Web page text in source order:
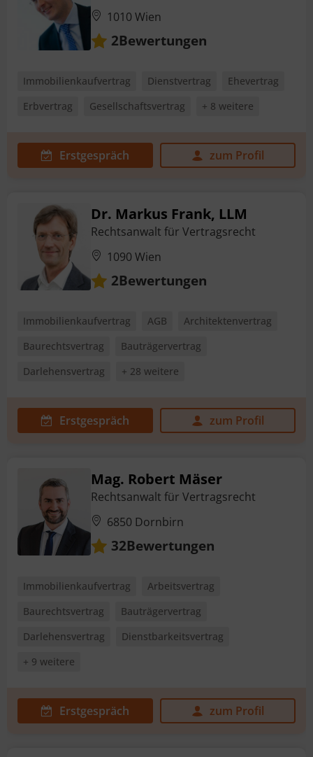
1010 Wien
2Bewertungen
Immobilienkaufvertrag Dienstvertrag
Ehevertrag
Erbvertrag
Gesellschaftsvertrag + 8 weitere
Erstgespräch zum Profil
Dr. Markus Frank, LLM
Rechtsanwalt für Vertragsrecht
1090 Wien
2Bewertungen
Immobilienkaufvertrag AGB
Architektenvertrag
Baurechtsvertrag
Bauträgervertrag
Darlehensvertrag
+ 28 weitere
Erstgespräch zum Profil
Mag. Robert Mäser
Rechtsanwalt für Vertragsrecht
6850 Dornbirn
32Bewertungen
Immobilienkaufvertrag
Arbeitsvertrag
Baurechtsvertrag
Bauträgervertrag
Darlehensvertrag
Dienstbarkeitsvertrag
+ 9 weitere
Erstgespräch zum Profil